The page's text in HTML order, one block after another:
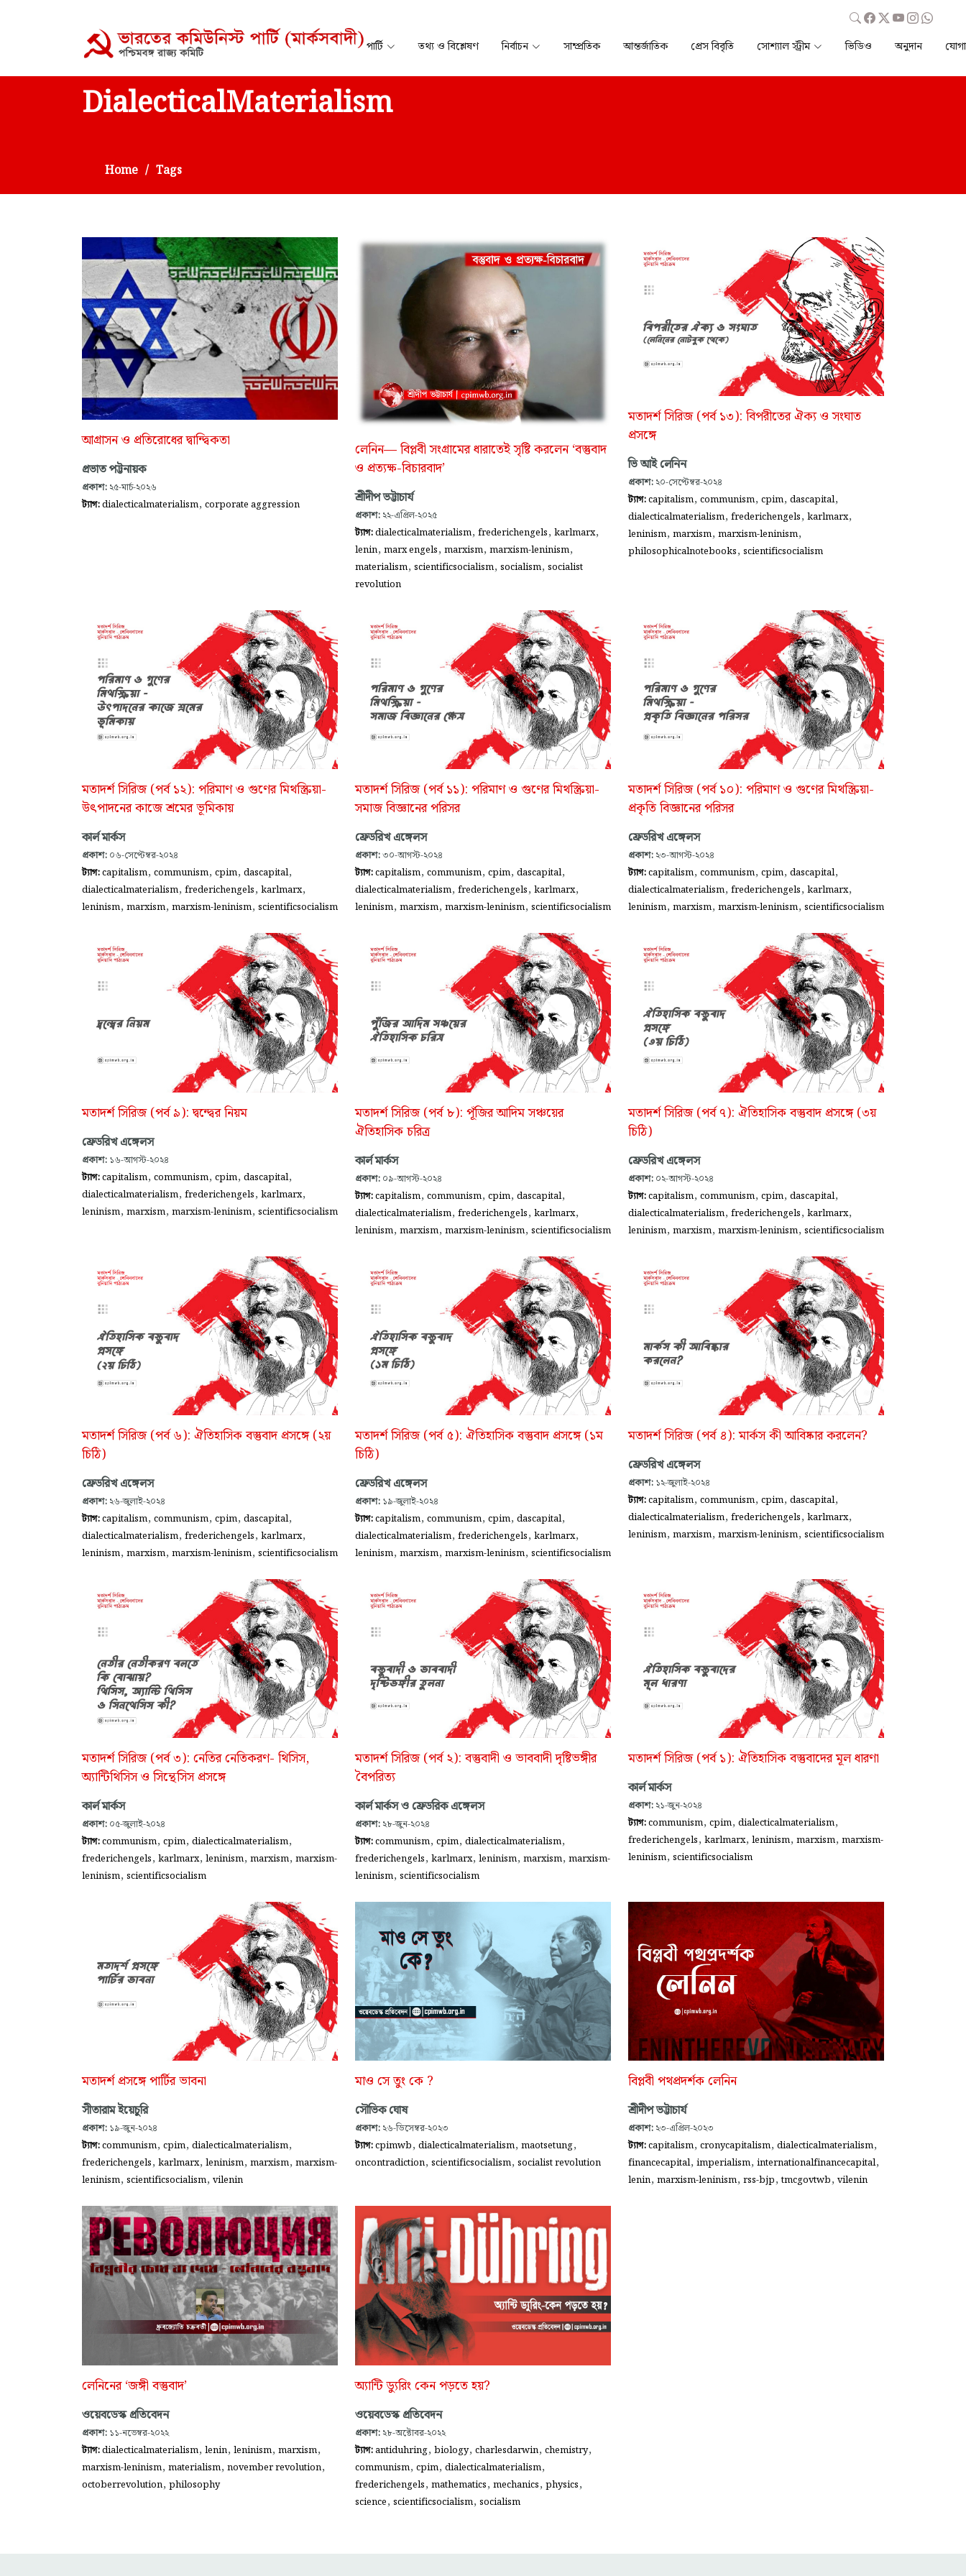
পার্টি তথ্য ও বিশ্লেষণ নির্বাচন সাম্প্রতিক আন্তর্জাতিক প্রেস বিবৃতি সোশ্যাল স্ট্রীম ভিডিও অনুদান
DialecticalMaterialism
Home Tags
আগ্রাসন ও প্রতিরোধের দ্বান্দ্বিকতা
প্রভাত পট্টনায়ক
প্রকাশ: ২৫-মার্চ-২০২৬
ট্যাগ:dialecticalmaterialism, corporate aggression
লেনিন— বিপ্লবী সংগ্রামের ধারাতেই সৃষ্টি করলেন ‘বস্তুবাদ
ও প্রত্যক্ষ-বিচারবাদ’
শ্রীদীপ ভট্টাচার্য
প্রকাশ: ২২-এপ্রিল-২০২৫
ট্যাগ:dialecticalmaterialism, frederichengels, karlmarx,
lenin, marx engels, marxism, marxism-leninism,
materialism, scientificsocialism, socialism, socialist
revolution
মতাদর্শ সিরিজ (পর্ব ১৩): বিপরীতের ঐক্য ও সংঘাত
প্রসঙ্গে
ভি আই লেনিন
প্রকাশ: ২০-সেপ্টেম্বর-২০২৪
ট্যাগ:capitalism, communism, cpim, dascapital,
dialecticalmaterialism, frederichengels, karlmarx,
leninism, marxism, marxism-leninism,
philosophicalnotebooks, scientificsocialism
মতাদর্শ সিরিজ (পর্ব ১২): পরিমাণ ও গুণের মিথস্ক্রিয়া-
উৎপাদনের কাজে শ্রমের ভূমিকায়
কার্ল মার্কস
প্রকাশ: ০৬-সেপ্টেম্বর-২০২৪
ট্যাগ:capitalism, communism, cpim, dascapital,
dialecticalmaterialism, frederichengels, karlmarx,
leninism, marxism, marxism-leninism, scientificsocialism
মতাদর্শ সিরিজ (পর্ব ১১): পরিমাণ ও গুণের মিথস্ক্রিয়া-
সমাজ বিজ্ঞানের পরিসর
ফ্রেডরিখ এঙ্গেলস
প্রকাশ:৩০-আগস্ট-২০২৪
ট্যাগ:capitalism, communism, cpim, dascapital,
dialecticalmaterialism, frederichengels, karlmarx,
leninism, marxism, marxism-leninism, scientificsocialism
মতাদর্শ সিরিজ (পর্ব ১০): পরিমাণ ও গুণের মিথস্ক্রিয়া-
প্রকৃতি বিজ্ঞানের পরিসর
ফ্রেডরিখ এঙ্গেলস
প্রকাশ: ২৩-আগস্ট-২০২৪
ট্যাগ:capitalism, communism, cpim, dascapital,
dialecticalmaterialism, frederichengels, karlmarx,
leninism, marxism, marxism-leninism, scientificsocialism
মতাদর্শ সিরিজ (পর্ব ৯): দ্বন্দ্বের নিয়ম
ফ্রেডরিখ এঙ্গেলস
প্রকাশ: ১৬-আগস্ট-২০২৪
ট্যাগ:capitalism, communism, cpim, dascapital,
dialecticalmaterialism, frederichengels, karlmarx,
leninism, marxism, marxism-leninism, scientificsocialism
মতাদর্শ সিরিজ (পর্ব ৮): পূঁজির আদিম সঞ্চয়ের
ঐতিহাসিক চরিত্র
কার্ল মার্কস
প্রকাশ: ০৯-আগস্ট-২০২৪
ট্যাগ:capitalism, communism, cpim, dascapital,
dialecticalmaterialism, frederichengels, karlmarx,
leninism, marxism, marxism-leninism, scientificsocialism
মতাদর্শ সিরিজ (পর্ব ৭): ঐতিহাসিক বস্তুবাদ প্রসঙ্গে (৩য়
চিঠি)
ফ্রেডরিখ এঙ্গেলস
প্রকাশ: ০২-আগস্ট-২০২৪
ট্যাগ:capitalism, communism, cpim, dascapital,
dialecticalmaterialism, frederichengels, karlmarx,
leninism, marxism, marxism-leninism, scientificsocialism
মতাদর্শ সিরিজ (পর্ব ৬): ঐতিহাসিক বস্তুবাদ প্রসঙ্গে (২য়
চিঠি)
ফ্রেডরিখ এঙ্গেলস
প্রকাশ: ২৬-জুলাই-২০২৪
ট্যাগ:capitalism, communism, cpim, dascapital,
dialecticalmaterialism, frederichengels, karlmarx,
leninism, marxism, marxism-leninism, scientificsocialism
মতাদর্শ সিরিজ (পর্ব ৫): ঐতিহাসিক বস্তুবাদ প্রসঙ্গে (১ম
চিঠি)
ফ্রেডরিখ এঙ্গেলস
প্রকাশ: ১৯-জুলাই-২০২৪
ট্যাগ:capitalism, communism, cpim, dascapital,
dialecticalmaterialism, frederichengels, karlmarx,
leninism, marxism, marxism-leninism, scientificsocialism
মতাদর্শ সিরিজ (পর্ব ৪): মার্কস কী আবিষ্কার করলেন?
ফ্রেডরিখ এঙ্গেলস
প্রকাশ: ১২-জুলাই-২০২৪
ট্যাগ:capitalism, communism, cpim, dascapital,
dialecticalmaterialism, frederichengels, karlmarx,
leninism, marxism, marxism-leninism, scientificsocialism
মতাদর্শ সিরিজ (পর্ব ৩): নেতির নেতিকরণ- থিসিস,
অ্যান্টিথিসিস ও সিন্থেসিস প্রসঙ্গে
কার্ল মার্কস
প্রকাশ: ০৫-জুলাই-২০২৪
ট্যাগ:communism, cpim, dialecticalmaterialism,
frederichengels, karlmarx, leninism, marxism, marxism-
leninism, scientificsocialism
মতাদর্শ সিরিজ (পর্ব ২): বস্তুবাদী ও ভাববাদী দৃষ্টিভঙ্গীর
বৈপরিত্য
কার্ল মার্কস ও ফ্রেডরিক এঙ্গেলস
প্রকাশ: ২৮-জুন-২০২৪
ট্যাগ:communism, cpim, dialecticalmaterialism,
frederichengels, karlmarx, leninism, marxism, marxism-
leninism, scientificsocialism
মতাদর্শ সিরিজ (পর্ব ১): ঐতিহাসিক বস্তুবাদের মূল ধারণা
কার্ল মার্কস
প্রকাশ: ২১-জুন-২০২৪
ট্যাগ:communism, cpim, dialecticalmaterialism,
frederichengels, karlmarx, leninism, marxism, marxism-
leninism, scientificsocialism
মতাদর্শ প্রসঙ্গে পার্টির ভাবনা
সীতারাম ইয়েচুরি
প্রকাশ: ১৯-জুন-২০২৪
ট্যাগ:communism, cpim, dialecticalmaterialism,
frederichengels, karlmarx, leninism, marxism, marxism-
leninism, scientificsocialism, vilenin
মাও সে তুং কে ?
সৌভিক ঘোষ
প্রকাশ: ২৬-ডিসেম্বর-২০২৩
ট্যাগ:cpimwb, dialecticalmaterialism, maotsetung,
oncontradiction, scientificsocialism, socialist revolution
বিপ্লবী পথপ্রদর্শক লেনিন
শ্রীদীপ ভট্টাচার্য
প্রকাশ: ২৩-এপ্রিল-২০২৩
ট্যাগ:capitalism, cronycapitalism, dialecticalmaterialism,
financecapital, imperialism, internationalfinancecapital,
lenin, marxism-leninism, rss-bjp,tmcgovtwb, vilenin
লেনিনের ‘জঙ্গী বস্তুবাদ’
ওয়েবডেস্ক প্রতিবেদন
প্রকাশ: ১১-নভেম্বর-২০২২
ট্যাগ:dialecticalmaterialism, lenin, leninism, marxism,
marxism-leninism, materialism, november revolution,
octoberrevolution, philosophy
অ্যান্টি ড্যুরিং কেন পড়তে হয়?
ওয়েবডেস্ক প্রতিবেদন
প্রকাশ: ২৮-অক্টোবর-২০২২
ট্যাগ:antiduhring, biology, charlesdarwin, chemistry,
communism, cpim, dialecticalmaterialism,
frederichengels, mathematics, mechanics, physics,
science, scientificsocialism, socialism